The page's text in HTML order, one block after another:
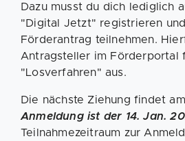
Dazu musst du dich lediglich
"Digital Jetzt" registrieren
Förderantrag teilnehmen.
Antragsteller im Förderportal
"Losverfahren" aus.
Die nächste Ziehung findet am
Anmeldung ist der 14. Jan.
Teilnahmezeitraum zur